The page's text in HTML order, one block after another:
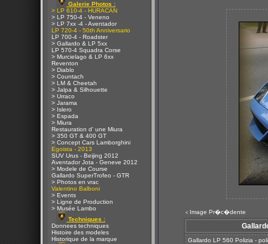
Galerie Photos :
> LP 610-4 - HURACAN
> LP 750-4 - Veneno
> LP 7xx -4 - Aventador
LP 720-4 - 50th Anniversario
LP 700-4 - Roadster
> Gallardo & LP 5xx
LP 570-4 Squadra Corse
> Murcielago & LP 6xx
Reventon
> Diablo
> Countach
> LM & Cheetah
> Jalpa & Silhouette
> Urraco
> Jarama
> Islero
> Espada
> Miura
Restauration d' une Miura
> 350 GT & 400 GT
> Concept Cars Lamborghini
Egoista - 2013
SUV Urus - Beijing 2012
Aventador Jota - Geneve 2012
> Modele de Course
Gallardo SuperTrofeo - GTR
> Photos en vrac
Valentino Balboni
> Events
> Ligne de Production
> Musée Lambo
Techniques :
Donnees techniques
Histoire des modeles
Historique de la marque
< Image Pr�c�dente
Gallardo LP 560 Polizia -